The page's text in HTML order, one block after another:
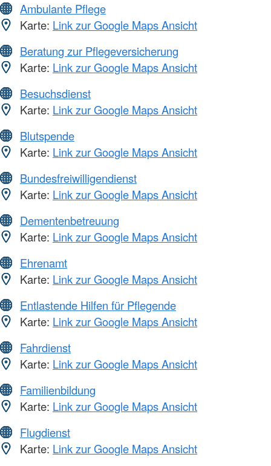
Ambulante Pflege
Karte: Link zur Google Maps Ansicht
Beratung zur Pflegeversicherung
Karte: Link zur Google Maps Ansicht
Besuchsdienst
Karte: Link zur Google Maps Ansicht
Blutspende
Karte: Link zur Google Maps Ansicht
Bundesfreiwilligendienst
Karte: Link zur Google Maps Ansicht
Dementenbetreuung
Karte: Link zur Google Maps Ansicht
Ehrenamt
Karte: Link zur Google Maps Ansicht
Entlastende Hilfen für Pflegende
Karte: Link zur Google Maps Ansicht
Fahrdienst
Karte: Link zur Google Maps Ansicht
Familienbildung
Karte: Link zur Google Maps Ansicht
Flugdienst
Karte: Link zur Google Maps Ansicht